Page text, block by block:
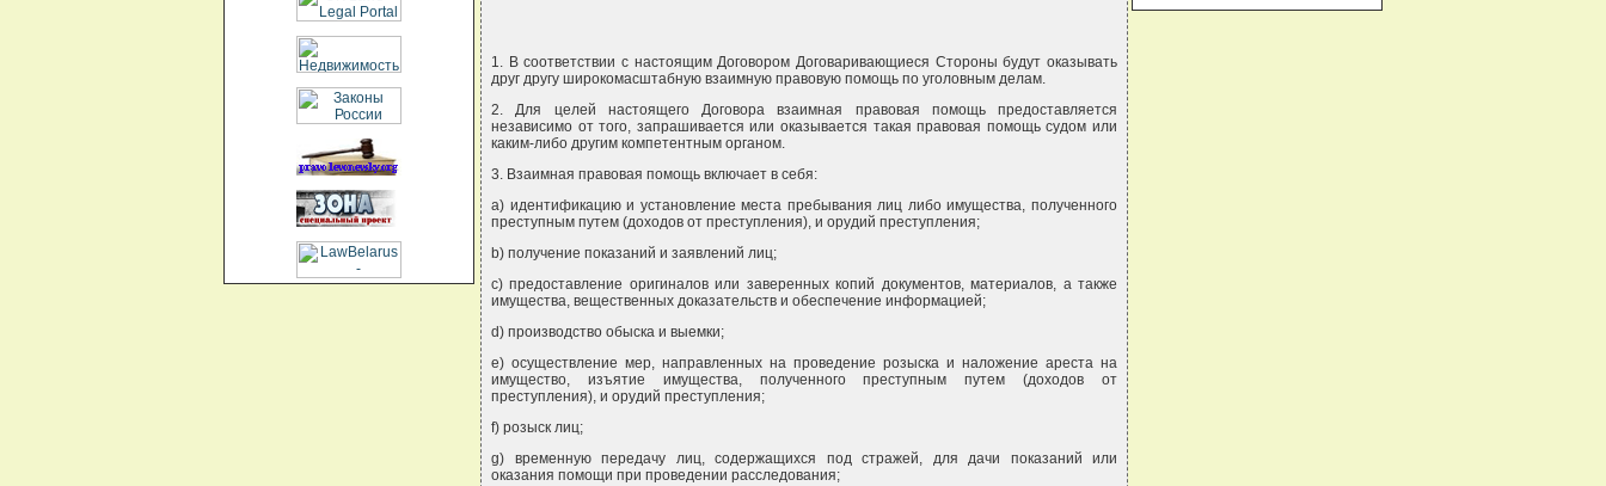
1. В соответствии с настоящим Договором Договаривающиеся Стороны будут оказывать
друг другу широкомасштабную взаимную правовую помощь по уголовным делам.
2. Для целей настоящего Договора взаимная правовая помощь предоставляется
независимо от того, запрашивается или оказывается такая правовая помощь судом или
каким-либо другим компетентным органом.
3. Взаимная правовая помощь включает в себя:
a) идентификацию и установление места пребывания лиц либо имущества, полученного
преступным путем (доходов от преступления), и орудий преступления;
b) получение показаний и заявлений лиц;
c) предоставление оригиналов или заверенных копий документов, материалов, а также
имущества, вещественных доказательств и обеспечение информацией;
d) производство обыска и выемки;
e) осуществление мер, направленных на проведение розыска и наложение ареста на
имущество, изъятие имущества, полученного преступным путем (доходов от
преступления), и орудий преступления;
f) розыск лиц;
g) временную передачу лиц, содержащихся под стражей, для дачи показаний или
оказания помощи при проведении расследования;